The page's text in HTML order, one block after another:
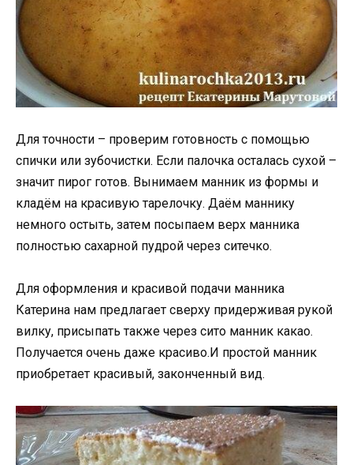
Для точности – проверим готовность с помощью
спички или зубочистки. Если палочка осталась сухой –
значит пирог готов. Вынимаем манник из формы и
кладём на красивую тарелочку. Даём маннику
немного остыть, затем посыпаем верх манника
полностью сахарной пудрой через ситечко.
Для оформления и красивой подачи манника
Катерина нам предлагает сверху придерживая рукой
вилку, присыпать также через сито манник какао.
Получается очень даже красиво.И простой манник
приобретает красивый, законченный вид.